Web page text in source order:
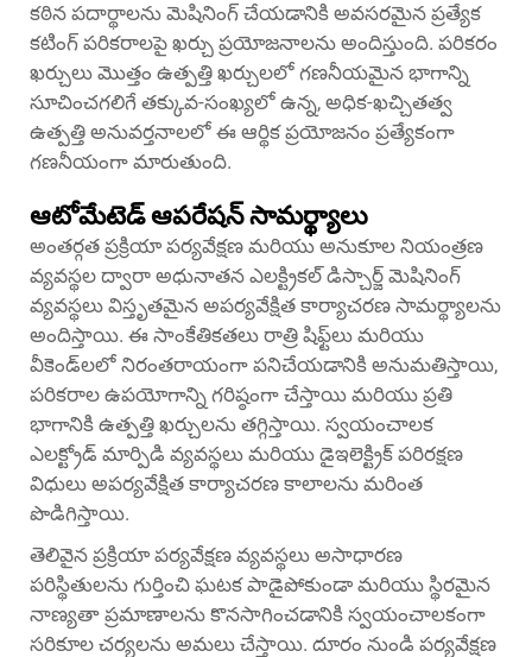
కఠిన పదార్థాలను మెషినింగ్ చేయడానికి అవసరమైన ప్రత్యేక
కటింగ్ పరికరాలపై ఖర్చు ప్రయోజనాలను అందిస్తుంది. పరికరం
ఖర్చులు మొత్తం ఉత్పత్తి ఖర్చులలో గణనీయమైన భాగాన్ని
సూచించగలిగే తక్కువ-సంఖ్యలో ఉన్న, అధిక-ఖచ్చితత్వ
ఉత్పత్తి అనువర్తనాలలో ఈ ఆర్థిక ప్రయోజనం ప్రత్యేకంగా
గణనీయంగా మారుతుంది.
ఆటోమేటెడ్ ఆపరేషన్ సామర్థ్యాలు
అంతర్గత ప్రక్రియా పర్యవేక్షణ మరియు అనుకూల నియంత్రణ
వ్యవస్థల ద్వారా అధునాతన ఎలక్ట్రికల్ డిస్చార్జ్ మెషినింగ్
వ్యవస్థలు విస్తృతమైన అపర్యవేక్షిత కార్యాచరణ సామర్థ్యాలను
అందిస్తాయి. ఈ సాంకేతికతలు రాత్రి షిఫ్ట్‌లు మరియు
వీకెండ్‌లలో నిరంతరాయంగా పనిచేయడానికి అనుమతిస్తాయి,
పరికరాల ఉపయోగాన్ని గరిష్ఠంగా చేస్తాయి మరియు ప్రతి
భాగానికి ఉత్పత్తి ఖర్చులను తగ్గిస్తాయి. స్వయంచాలక
ఎలక్ట్రోడ్ మార్పిడి వ్యవస్థలు మరియు డైఇలెక్ట్రిక్ పరిరక్షణ
విధులు అపర్యవేక్షిత కార్యాచరణ కాలాలను మరింత
పొడిగిస్తాయి.
తెలివైన ప్రక్రియా పర్యవేక్షణ వ్యవస్థలు అసాధారణ
పరిస్థితులను గుర్తించి ఘటక పాడైపోకుండా మరియు స్థిరమైన
నాణ్యతా ప్రమాణాలను కొనసాగించడానికి స్వయంచాలకంగా
సరికూల చర్యలను అమలు చేస్తాయి. దూరం నుండి పర్యవేక్షణ